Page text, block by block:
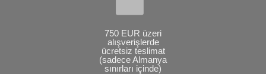
750 EUR üzeri
alışverişlerde
ücretsiz teslimat
(sadece Almanya
sınırları içinde)